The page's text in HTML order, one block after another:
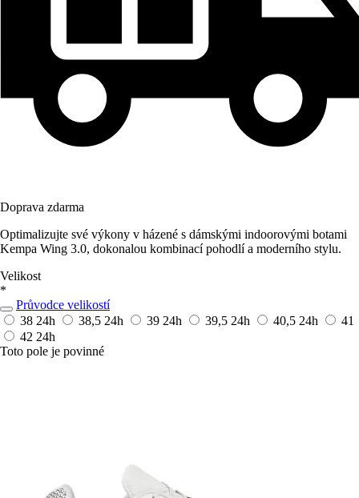
Doprava zdarma
Optimalizujte své výkony v házené s dámskými indoorovými botami
Kempa Wing 3.0, dokonalou kombinací pohodlí a moderního stylu.
Velikost
*
Průvodce velikostí
38 24h 38,5 24h 39 24h 39,5 24h 40,5 24h
41
42 24h
Toto pole je povinné